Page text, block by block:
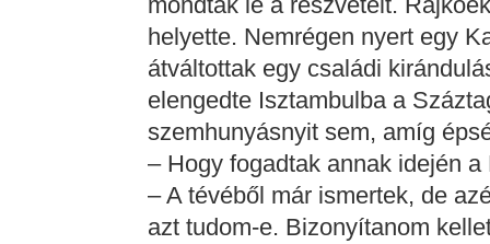
helyette. Nemrégen nyert egy
átváltottak egy családi
elengedte Isztambulba a
szemhunyásnyit sem, amíg
– Hogy fogadtak annak idején
– A tévéből már ismertek, de
azt tudom-e. Bizonyítanom